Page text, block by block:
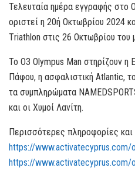
Τελευταία ημέρα εγγραφής στο
οριστεί η 20ή Οκτωβρίου 2024
Τriathlon στις 26 Οκτωβρίου του
Το Ο3 Olympus Man στηρίζουν
Πάφου, η ασφαλιστική Atlantic,
τα συμπληρώματα
και οι Χυμοί Λανίτη.
Περισσότερες πληροφορίες
https://www.activatecyprus.com/
https://www.activatecyprus.com/